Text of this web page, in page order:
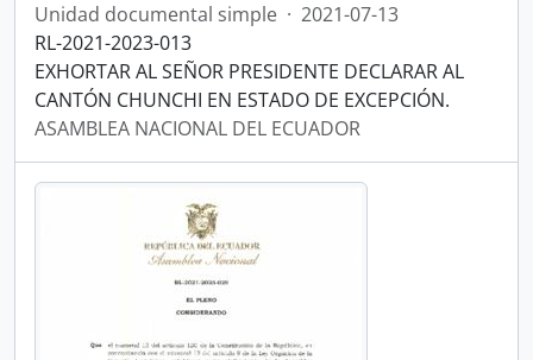
Unidad documental simple · 2021-07-13
RL-2021-2023-013
EXHORTAR AL SEÑOR PRESIDENTE DECLARAR AL
CANTÓN CHUNCHI EN ESTADO DE EXCEPCIÓN.
ASAMBLEA NACIONAL DEL ECUADOR